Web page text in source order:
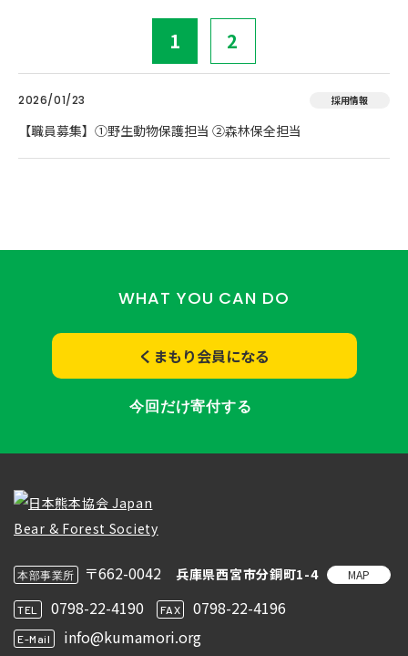
1 2
2026/01/23 採用情報
【職員募集】①野生動物保護担当 ②森林保全担当
WHAT YOU CAN DO
くまもり会員になる
今回だけ寄付する
本部事業所 〒662-0042 兵庫県西宮市分銅町1-4 MAP
TEL 0798-22-4190 FAX 0798-22-4196
E-Mail info@kumamori.org